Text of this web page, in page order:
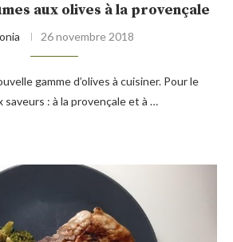
aux olives à la provençale
26 novembre 2018
gamme d’olives à cuisiner. Pour le
: à la provençale et à …